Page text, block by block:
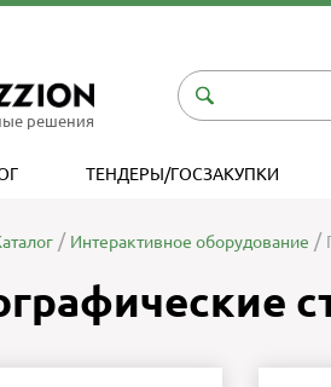
решения
ТЕНДЕРЫ/ГОСЗАКУПКИ
Интерактивное оборудование